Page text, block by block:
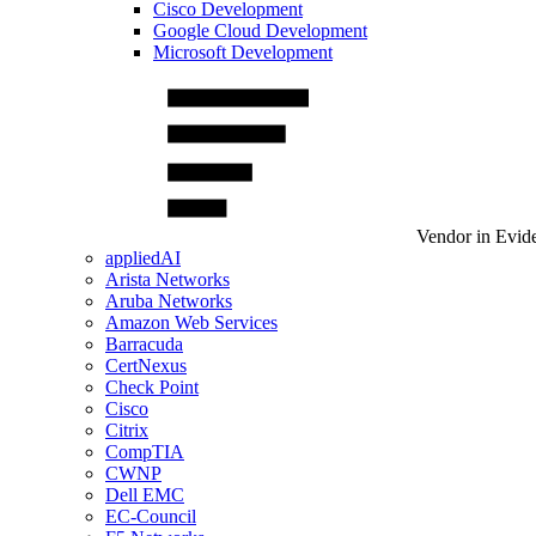
Cisco Development
Google Cloud Development
Microsoft Development
Vendor in
appliedAI
Arista Networks
Aruba Networks
Amazon Web Services
Barracuda
CertNexus
Check Point
Cisco
Citrix
CompTIA
CWNP
Dell EMC
EC-Council